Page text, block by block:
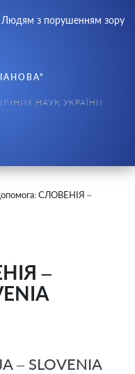
Людям з порушенням зору
НАУК УКРАЇНИ
СЛОВЕНІЯ –
–
– SLOVENIA